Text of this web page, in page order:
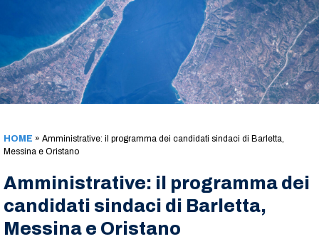
HOME » Amministrative: il programma dei candidati sindaci di Barletta,
Messina e Oristano
Amministrative: il programma dei
candidati sindaci di Barletta,
Messina e Oristano